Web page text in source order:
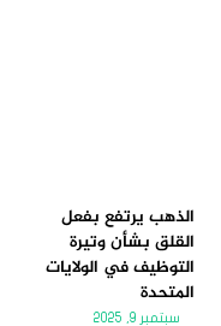
الذهب يرتفع بفعل
القلق بشأن وتيرة
التوظيف في الولايات
المتحدة
سبتمبر 9, 2025